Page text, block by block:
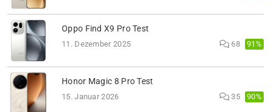
Oppo Find X9 Pro Test
11. Dezember 2025 68 91%
Honor Magic 8 Pro Test
15. Januar 2026 35 90%